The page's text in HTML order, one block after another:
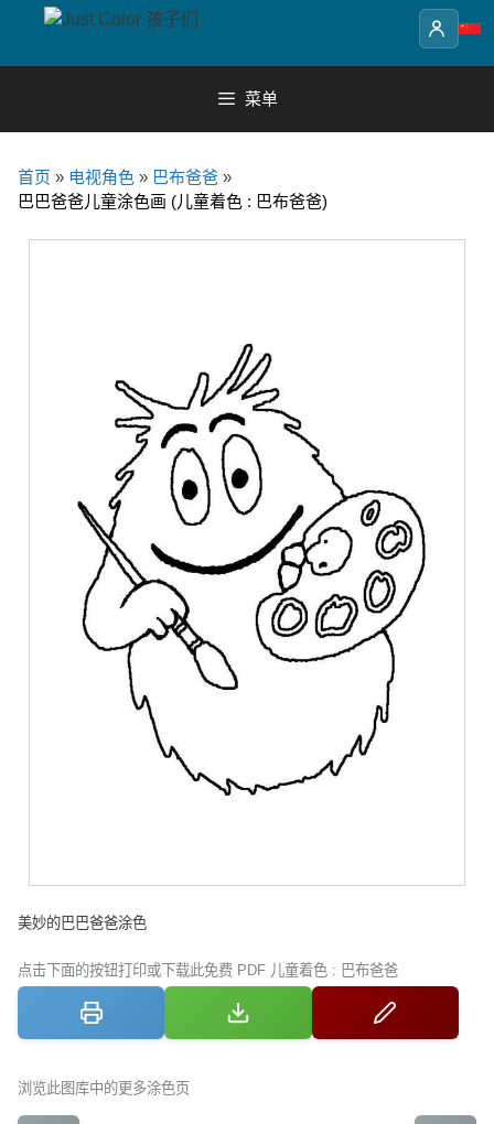
content
菜单
首页 » 电视角色 » 巴布爸爸 »
巴巴爸爸儿童涂色画 (儿童着色 : 巴布爸爸)
美妙的巴巴爸爸涂色
点击下面的按钮打印或下载此免费 PDF 儿童着色 : 巴布爸爸
浏览此图库中的更多涂色页